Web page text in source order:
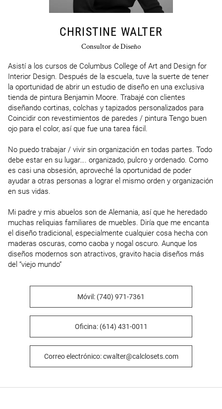
CHRISTINE WALTER
Consultor de Diseño
Asistí a los cursos de Columbus College of Art and Design for
Interior Design. Después de la escuela, tuve la suerte de tener
la oportunidad de abrir un estudio de diseño en una exclusiva
tienda de pintura Benjamin Moore. Trabajé con clientes
diseñando cortinas, colchas y tapizados personalizados para
Coincidir con revestimientos de paredes / pintura Tengo buen
ojo para el color, así que fue una tarea fácil.
No puedo trabajar / vivir sin organización en todas partes. Todo
debe estar en su lugar…. organizado, pulcro y ordenado. Como
es casi una obsesión, aproveché la oportunidad de poder
ayudar a otras personas a lograr el mismo orden y organización
en sus vidas.
Mi padre y mis abuelos son de Alemania, así que he heredado
muchas reliquias familiares de muebles. Diría que me encanta
el diseño tradicional, especialmente cualquier cosa hecha con
maderas oscuras, como caoba y nogal oscuro. Aunque los
diseños modernos son atractivos, gravito hacia diseños más
del “viejo mundo”
Móvil: (740) 971-7361
Oficina: (614) 431-0011
Correo electrónico: cwalter@calclosets.com